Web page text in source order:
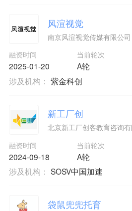
风渲视觉
南京风渲视觉传媒有限公司
融资时间
2025-01-20
当前轮次
A轮
涉及机构： 紫金科创
新工厂创
北京新工厂创客教育咨询
融资时间
2024-09-18
当前轮次
A轮
涉及机构： SOSV中国加速
袋鼠兜兜托育